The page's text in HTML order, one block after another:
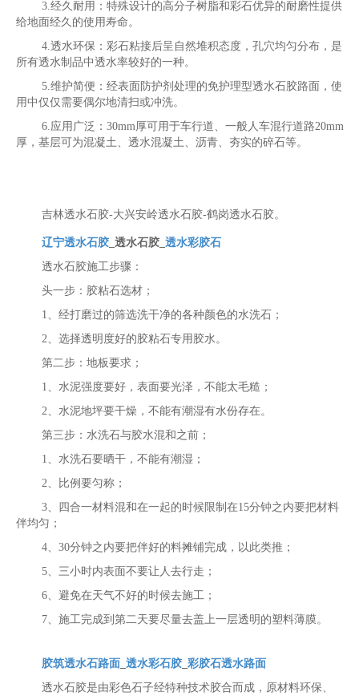
3.经久耐用：特殊设计的高分子树脂和彩石优异的耐磨性提供
给地面经久的使用寿命。
4.透水环保：彩石粘接后呈自然堆积态度，孔穴均匀分布，是
所有透水制品中透水率较好的一种。
5.维护简便：经表面防护剂处理的免护理型透水石胶路面，使
用中仅仅需要偶尔地清扫或冲洗。
6.应用广泛：30mm厚可用于车行道、一般人车混行道路20mm
厚，基层可为混凝土、透水混凝土、沥青、夯实的碎石等。
吉林透水石胶-大兴安岭透水石胶-鹤岗透水石胶。
辽宁透水石胶_透水石胶_ 透水彩胶石
透水石胶施工步骤：
头一步：胶粘石选材；
1、经打磨过的筛选洗干净的各种颜色的水洗石；
2、选择透明度好的胶粘石专用胶水。
第二步：地板要求；
1、水泥强度要好，表面要光泽，不能太毛糙；
2、水泥地坪要干燥，不能有潮湿有水份存在。
第三步：水洗石与胶水混和之前；
1、水洗石要晒干，不能有潮湿；
2、比例要匀称；
3、四合一材料混和在一起的时候限制在15分钟之内要把材料
伴均匀；
4、30分钟之内要把伴好的料摊铺完成，以此类推；
5、三小时内表面不要让人去行走；
6、避免在天气不好的时候去施工；
7、施工完成到第二天要尽量去盖上一层透明的塑料薄膜。
胶筑透水石路面 透水彩石胶_ 彩胶石透水路面
透水石胶是由彩色石子经特种技术胶合而成，原材料环保、